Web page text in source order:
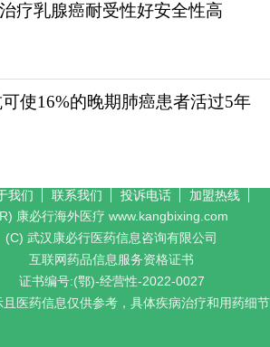
疗乳腺癌耐受性好安全性高
使16%的晚期肺癌患者活过5年
我们 联系我们 投诉电话
加盟热线
康必行海外医疗 www.kangbixing.com
(C) 武汉康必行医药信息咨询有限公司
互联网药品信息服务资格证书
证书编号:(鄂)-经营性-2022-0027
医药信息仅供参考，具体疾病治疗和用药细